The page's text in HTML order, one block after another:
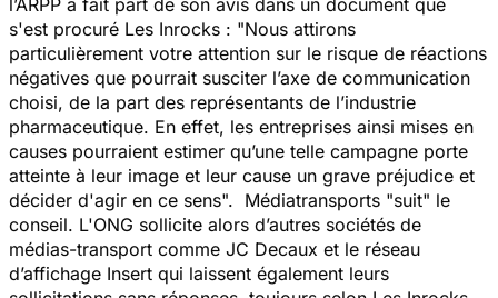
s'est procuré Les Inrocks : "Nous attirons
particulièrement votre attention sur le risque de réactions
négatives que pourrait susciter l’axe de communication
choisi, de la part des représentants de l’industrie
pharmaceutique. En effet, les entreprises ainsi mises en
causes pourraient estimer qu’une telle campagne porte
atteinte à leur image et leur cause un grave préjudice et
décider d'agir en ce sens". Médiatransports "suit" le
conseil. L'ONG sollicite alors d’autres sociétés de
médias-transport comme JC Decaux et le réseau
d’affichage Insert qui laissent également leurs